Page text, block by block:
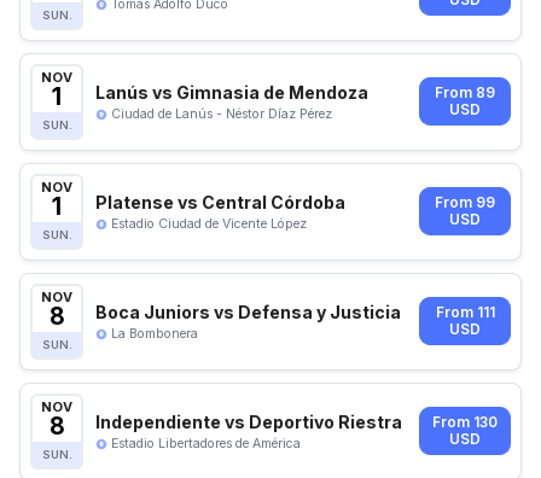
SUN.
Tomás Adolfo Ducó
NOV
1
SUN.
Lanús vs Gimnasia de Mendoza
Ciudad de Lanús - Néstor Díaz Pérez
From 89
USD
NOV
1
SUN.
Platense vs Central Córdoba
Estadio Ciudad de Vicente López
From 99
USD
NOV
8
SUN.
Boca Juniors vs Defensa y Justicia
La Bombonera
From 111
USD
NOV
8
SUN.
Independiente vs Deportivo Riestra
Estadio Libertadores de América
From 130
USD